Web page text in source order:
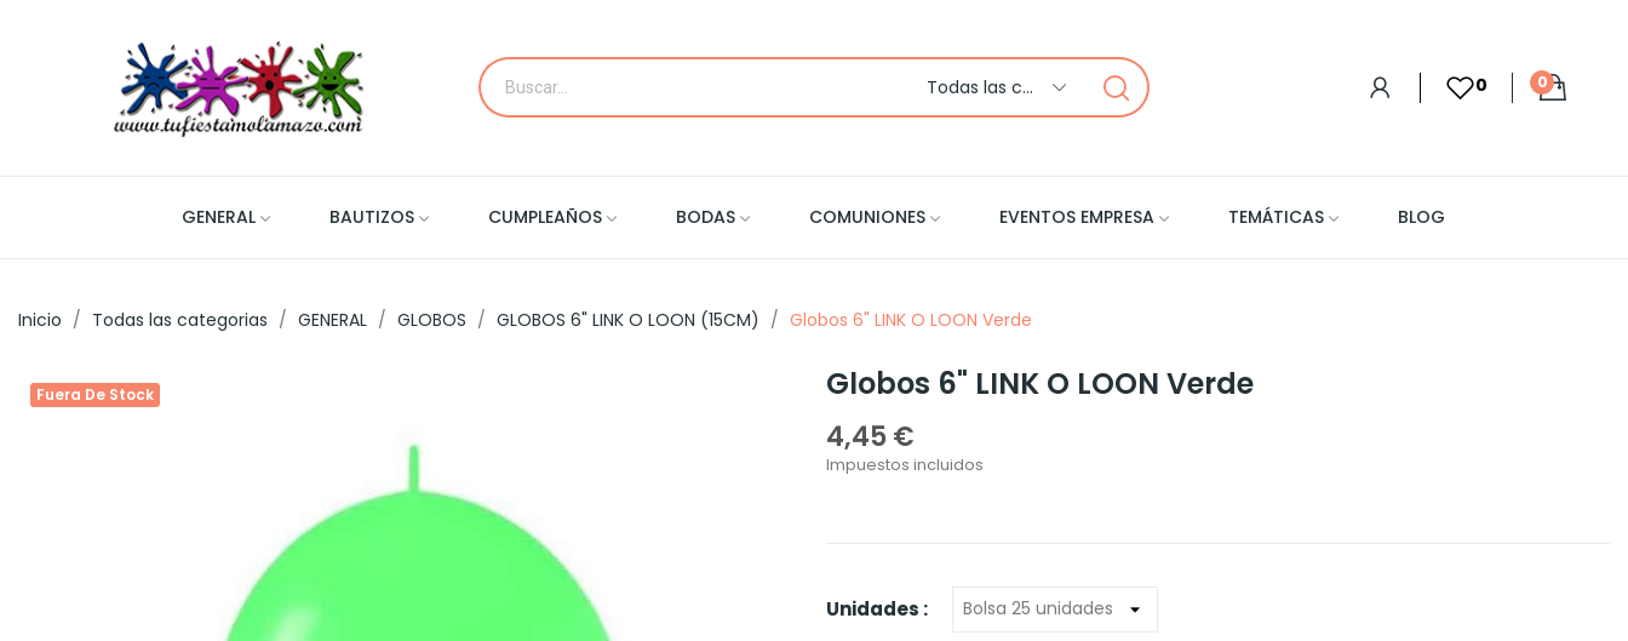
Todas las categorias 0 0
GENERAL BAUTIZOS CUMPLEAÑOS BODAS COMUNIONES EVENTOS EMPRESA TEMÁTICAS BLOG
Inicio Todas las categorias GENERAL GLOBOS GLOBOS 6" LINK O LOON (15CM) Globos 6" LINK O LOON Verde
Fuera De Stock Globos 6" LINK O LOON Verde
4,45 €
Impuestos incluidos
Unidades :